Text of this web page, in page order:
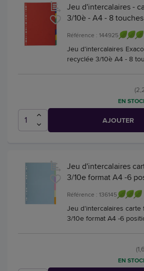
Jeu d'intercalaires -
3/10è - A4 - 8
Référence : 144925
Jeu d'intercalaires
recyclée 3/10è A4 - 8
EN
AJOUTER
Jeu d'intercalaires
3/10e format A4 -6
Référence : 136145
Jeu d'intercalaires carte
3/10e format A4 -6
EN